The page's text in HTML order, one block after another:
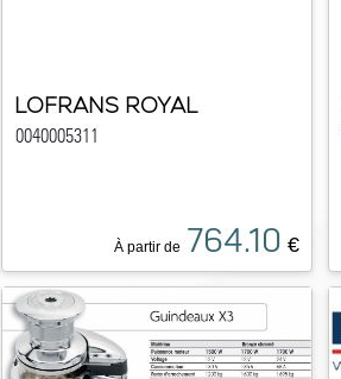
LOFRANS ROYAL
0040005311
À partir de 764.10 €